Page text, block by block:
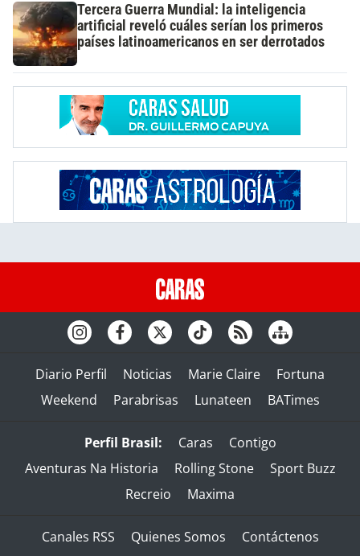
Tercera Guerra Mundial: la inteligencia
artificial reveló cuáles serían los primeros
países latinoamericanos en ser derrotados
Diario Perfil Noticias Marie Claire
Fortuna
Weekend
Parabrisas Lunateen BATimes
Perfil Brasil: Caras
Contigo
Aventuras Na Historia
Rolling Stone
Sport Buzz
Recreio
Maxima
Canales RSS Quienes Somos
Contáctenos